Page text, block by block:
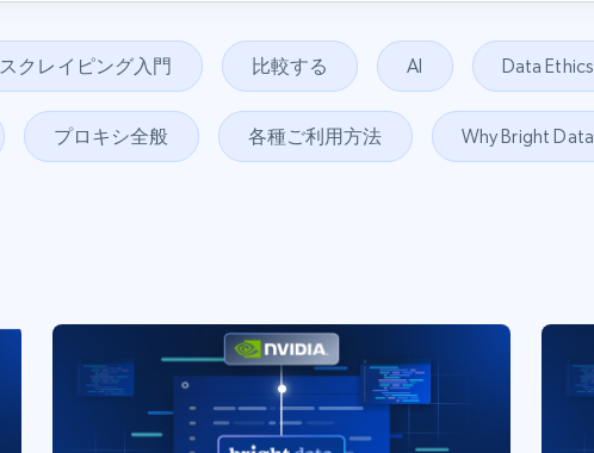
スクレイピング入門 比較する AI Data Ethics
プロキシ全般 各種ご利用方法 Why Bright Data